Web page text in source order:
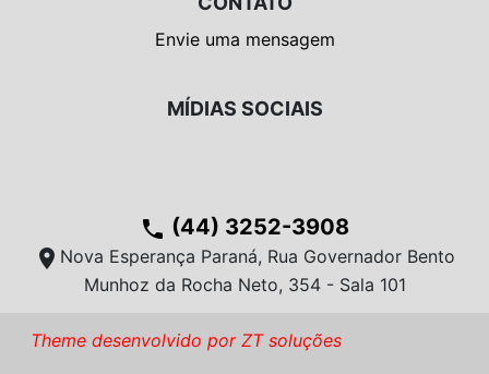
Envie uma mensagem
MÍDIAS SOCIAIS
phone (44) 3252-3908
location_on Nova Esperança Paraná, Rua Governador Bento
Munhoz da Rocha Neto, 354 - Sala 101
Theme desenvolvido por ZT soluções